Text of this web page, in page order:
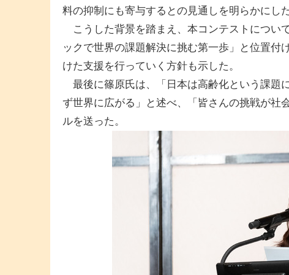
料の抑制にも寄与するとの見通しを明らかにした
こうした背景を踏まえ、本コンテストについ
ックで世界の課題解決に挑む第一歩」と位置付
けた支援を行っていく方針も示した。
最後に篠原氏は、「日本は高齢化という課題
ず世界に広がる」と述べ、「皆さんの挑戦が社
ルを送った。